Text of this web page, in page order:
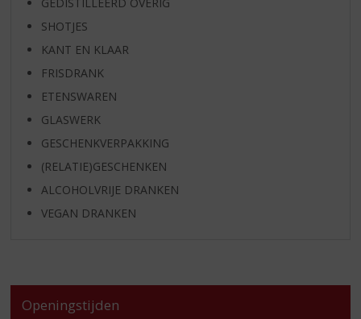
SHOTJES
KANT EN KLAAR
FRISDRANK
ETENSWAREN
GLASWERK
GESCHENKVERPAKKING
(RELATIE)GESCHENKEN
ALCOHOLVRIJE DRANKEN
VEGAN DRANKEN
Openingstijden